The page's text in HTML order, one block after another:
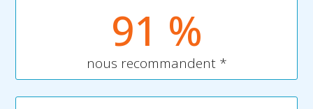
91 %
nous recommandent *